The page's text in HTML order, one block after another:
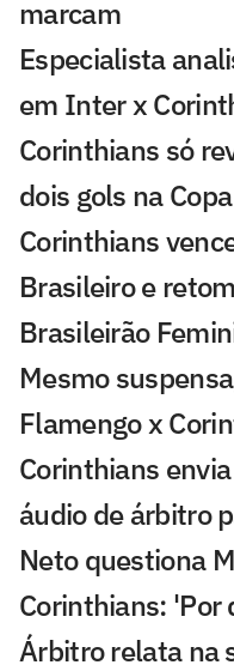
marcam
Especialista
em Inter x
Corinthians só
dois gols na
Corinthians
Brasileiro e
Brasileirão
Mesmo
Flamengo x
Corinthians
áudio de árbitro
Neto questiona
Corinthians: 'Por
Árbitro relata na